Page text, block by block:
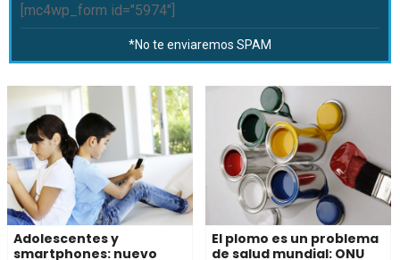
[mc4wp_form id="5974"]
*No te enviaremos SPAM
Adolescentes y
smartphones: nuevo
El plomo es un problema
de salud mundial: ONU